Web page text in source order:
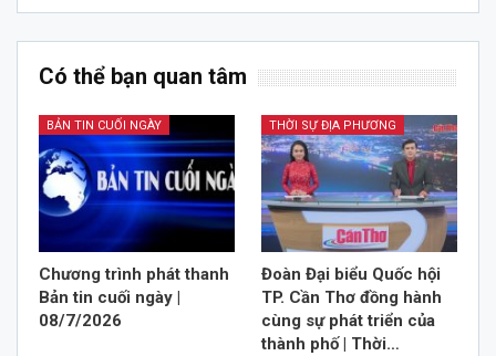
Có thể bạn quan tâm
BẢN TIN CUỐI NGÀY
Chương trình phát thanh
Bản tin cuối ngày |
08/7/2026
THỜI SỰ ĐỊA PHƯƠNG
Đoàn Đại biểu Quốc hội
TP. Cần Thơ đồng hành
cùng sự phát triển của
thành phố | Thời…